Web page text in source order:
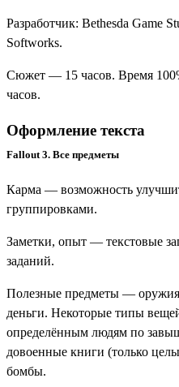
Разработчик: Bethesda Game
Softworks.
Сюжет — 15 часов. Время
часов.
Оформление текста
Fallout 3. Все предметы
Карма — возможность
группировками.
Заметки, опыт — текстовые
заданий.
Полезные предметы —
деньги. Некоторые типы
определённым людям по
довоенные книги (только
бомбы.